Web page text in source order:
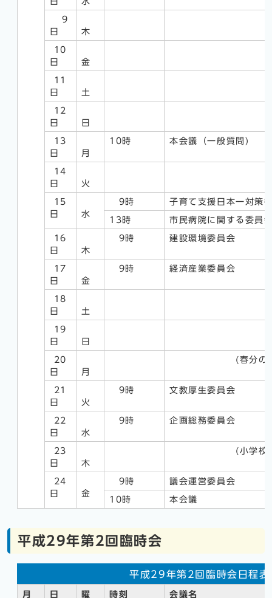
9
日
木
10
日
金
11
日
土
12
日
日
13
日
月
10時 本会議（一般質問)
14
日
火
15
日
水
9時 子育て支援日本一対策
13時 市民病院に関する委員
16
日
木
9時 建設環境委員会
17
日
金
9時 経済産業委員会
18
日
土
19
日
日
20
日
月
(春分の日
21
日
火
9時 文教厚生委員会
22
日
水
9時 企画総務委員会
23
日
木
(小学校卒業
24
日
金
9時 議会運営委員会
10時 本会議
平成29年第2回臨時会
平成29年第2回臨時会日程表
月 日 曜 時刻 会議名